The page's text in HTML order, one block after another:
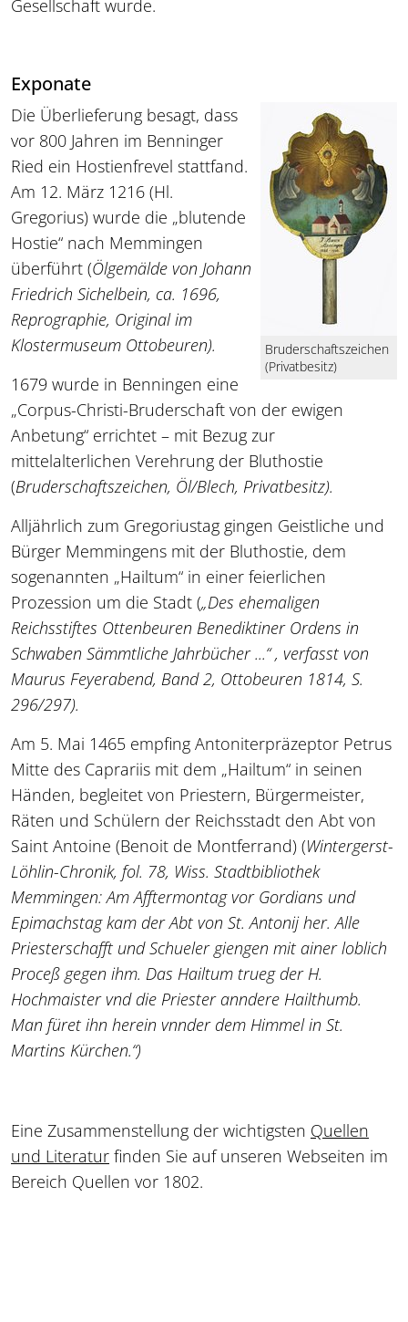
Gesellschaft wurde.
Exponate
Bruderschaftszeichen
(Privatbesitz)
Die Überlieferung besagt, dass
vor 800 Jahren im Benninger
Ried ein Hostienfrevel stattfand.
Am 12. März 1216 (Hl.
Gregorius) wurde die „blutende
Hostie“ nach Memmingen
überführt (Ölgemälde von Johann
Friedrich Sichelbein, ca. 1696,
Reprographie, Original im
Klostermuseum Ottobeuren).
1679 wurde in Benningen eine
„Corpus-Christi-Bruderschaft von der ewigen
Anbetung“ errichtet – mit Bezug zur
mittelalterlichen Verehrung der Bluthostie
(Bruderschaftszeichen, Öl/Blech, Privatbesitz).
Alljährlich zum Gregoriustag gingen Geistliche und
Bürger Memmingens mit der Bluthostie, dem
sogenannten „Hailtum“ in einer feierlichen
Prozession um die Stadt („Des ehemaligen
Reichsstiftes Ottenbeuren Benediktiner Ordens in
Schwaben Sämmtliche Jahrbücher ...“ , verfasst von
Maurus Feyerabend, Band 2, Ottobeuren 1814, S.
296/297).
Am 5. Mai 1465 empfing Antoniterpräzeptor Petrus
Mitte des Caprariis mit dem „Hailtum“ in seinen
Händen, begleitet von Priestern, Bürgermeister,
Räten und Schülern der Reichsstadt den Abt von
Saint Antoine (Benoit de Montferrand) (Wintergerst-
Löhlin-Chronik, fol. 78, Wiss. Stadtbibliothek
Memmingen: Am Afftermontag vor Gordians und
Epimachstag kam der Abt von St. Antonij her. Alle
Priesterschafft und Schueler giengen mit ainer loblich
Proceß gegen ihm. Das Hailtum trueg der H.
Hochmaister vnd die Priester anndere Hailthumb.
Man füret ihn herein vnnder dem Himmel in St.
Martins Kürchen.“)
Eine Zusammenstellung der wichtigsten Quellen
und Literatur finden Sie auf unseren Webseiten im
Bereich Quellen vor 1802.